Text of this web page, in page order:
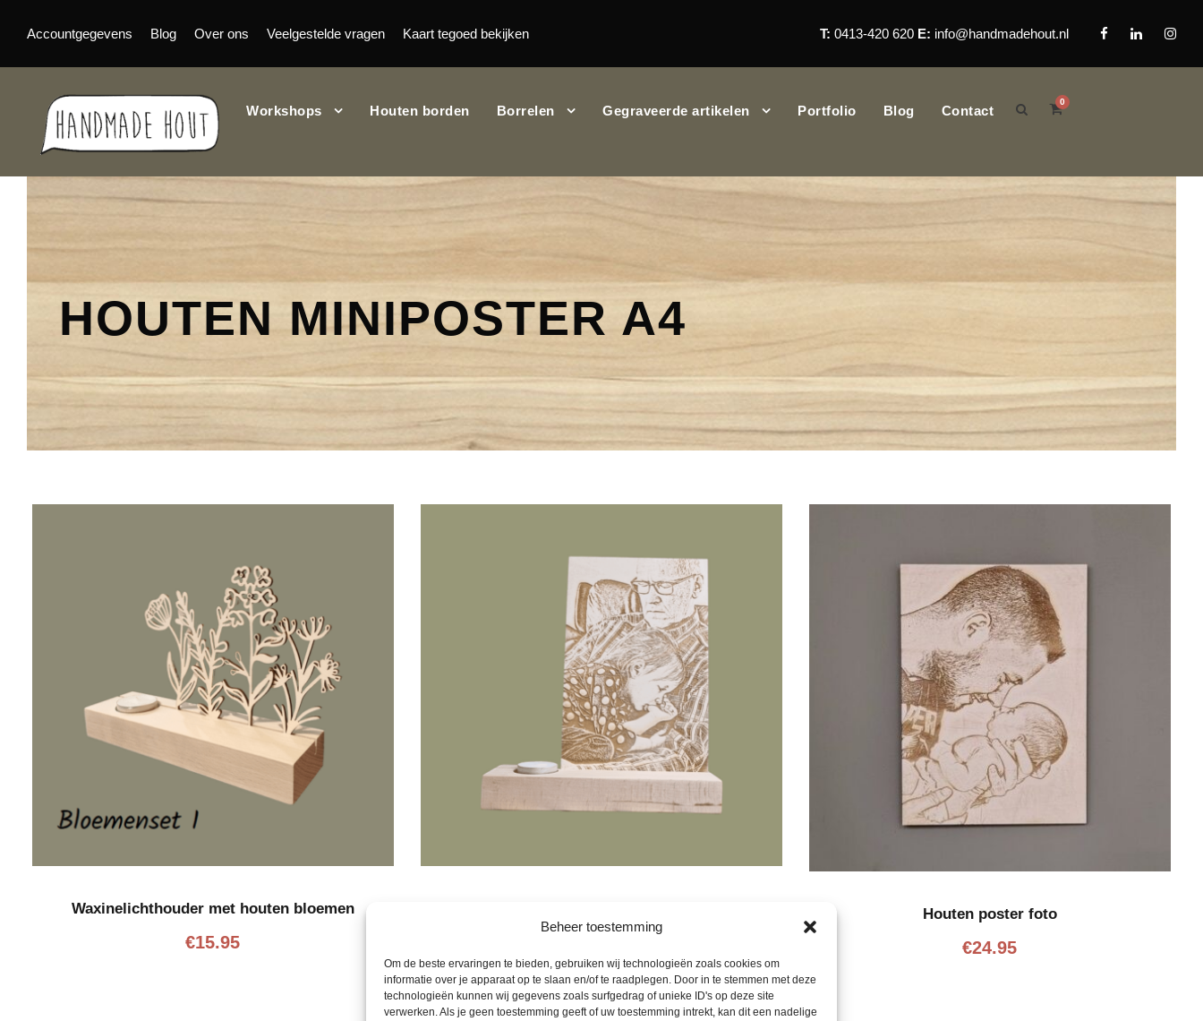
Beheer toestemming
Om de beste ervaringen te bieden, gebruiken wij technologieën zoals cookies om
informatie over je apparaat op te slaan en/of te raadplegen. Door in te stemmen met deze
technologieën kunnen wij gegevens zoals surfgedrag of unieke ID's op deze site
verwerken. Als je geen toestemming geeft of uw toestemming intrekt, kan dit een nadelige
Accountgegevens Blog Over ons Veelgestelde vragen Kaart tegoed bekijken T: 0413-420 620 E: info@handmadehout.nl
Workshops Houten borden Borrelen Gegraveerde artikelen Portfolio Blog Contact
0
HOUTEN MINIPOSTER A4
Waxinelichthouder met houten bloemen
€15.95
Houten poster foto
€24.95